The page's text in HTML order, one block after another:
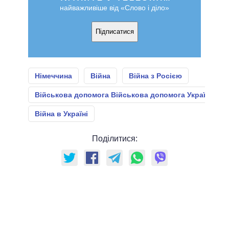
найважливіше від «Слово і діло»
Підписатися
Німеччина Війна Війна з Росією
Військова допомога Військова допомога Україні
Війна в Україні
Поділитися: